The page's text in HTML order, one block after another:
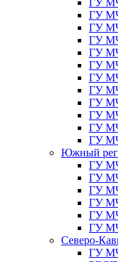
ГУ
ГУ
ГУ
ГУ
ГУ
ГУ
ГУ
ГУ
ГУ
ГУ
ГУ
ГУ
Южный
ГУ
ГУ
ГУ
ГУ
ГУ
ГУ
Северо-
ГУ